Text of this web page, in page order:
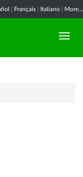
Français Italiano More...